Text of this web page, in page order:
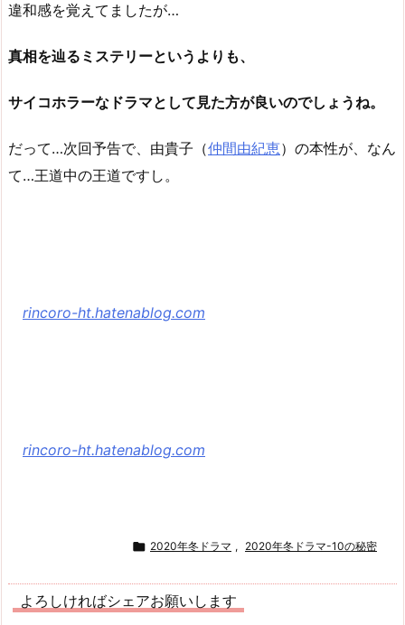
違和感を覚えてましたが…
真相を辿るミステリーというよりも、
サイコホラーなドラマとして見た方が良いのでしょうね。
だって…次回予告で、由貴子（仲間由紀恵）の本性が、なん
て…王道中の王道ですし。
rincoro-ht.hatenablog.com
rincoro-ht.hatenablog.com
 2020年冬ドラマ , 2020年冬ドラマ-10の秘密
よろしければシェアお願いします